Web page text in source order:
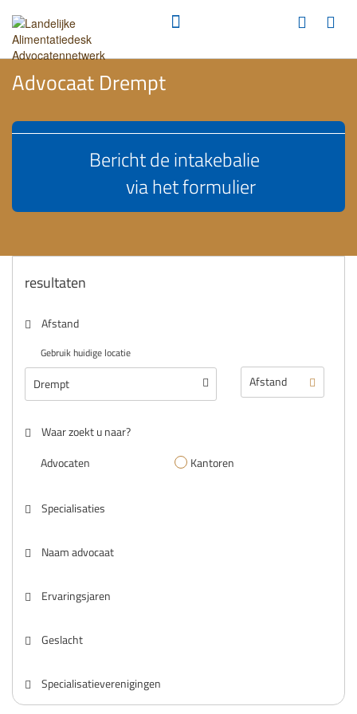
Advocaat Drempt
Bericht de intakebalie
via het formulier
resultaten
Afstand
Gebruik huidige locatie
Waar zoekt u naar?
Advocaten
Kantoren
Specialisaties
Naam advocaat
Ervaringsjaren
Geslacht
Specialisatieverenigingen